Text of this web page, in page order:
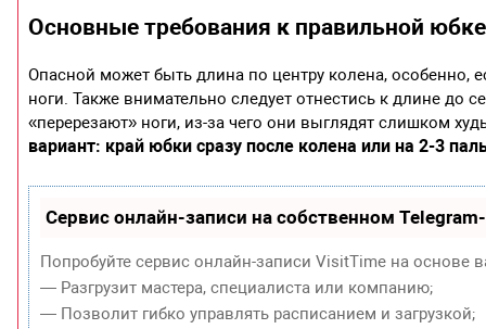
Основные требования к правильной
Опасной может быть длина по центру колена, особенно,
ноги. Также внимательно следует отнестись к длине
«перерезают» ноги, из-за чего они выглядят слишком
вариант: край юбки сразу после колена или на 2-3
Сервис онлайн-записи на собственном
Попробуйте сервис онлайн-записи VisitTime на основе
— Разгрузит мастера, специалиста или компанию;
— Позволит гибко управлять расписанием и загрузкой;